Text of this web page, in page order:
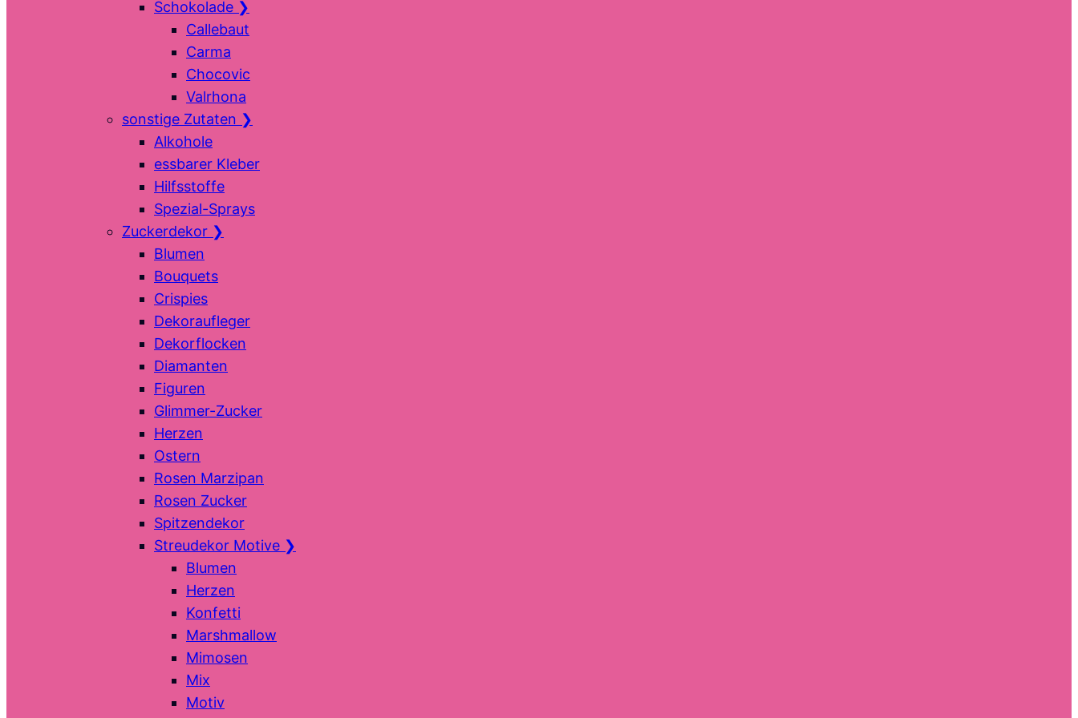
Schokolade ❯
Callebaut
Carma
Chocovic
Valrhona
sonstige Zutaten ❯
Alkohole
essbarer Kleber
Hilfsstoffe
Spezial-Sprays
Zuckerdekor ❯
Blumen
Bouquets
Crispies
Dekoraufleger
Dekorflocken
Diamanten
Figuren
Glimmer-Zucker
Herzen
Ostern
Rosen Marzipan
Rosen Zucker
Spitzendekor
Streudekor Motive ❯
Blumen
Herzen
Konfetti
Marshmallow
Mimosen
Mix
Motiv